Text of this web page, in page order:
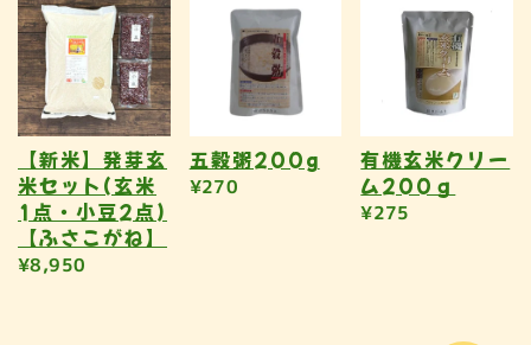
【新米】発芽玄
米セット(玄米
1点・小豆2点)
【ふさこがね】
¥8,950
五穀粥200g
¥270
有機玄米クリー
ム200ｇ
¥275